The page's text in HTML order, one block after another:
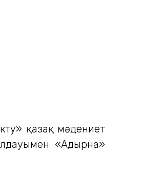
қазақ мәдениет
«Адырна»